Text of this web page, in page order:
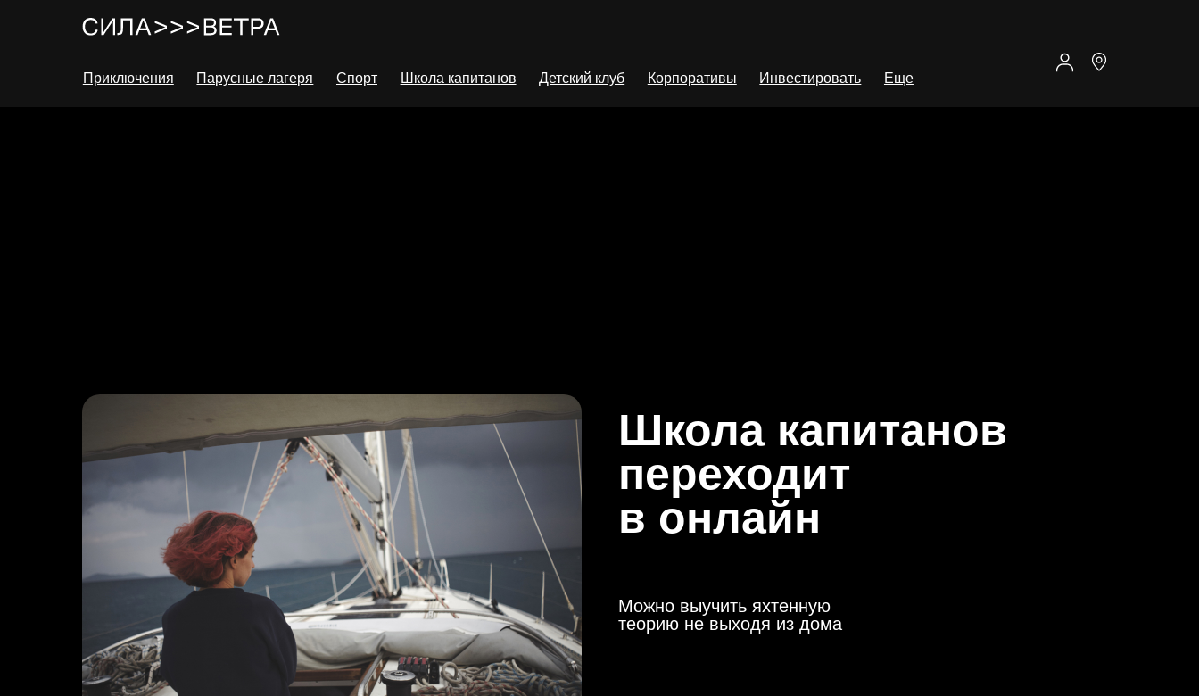
Приключения Парусные лагеря Спорт Школа капитанов Детский клуб Корпоративы Инвестировать Еще
Можно выучить яхтенную
теорию не выходя из дома
Школа капитанов
переходит
в онлайн